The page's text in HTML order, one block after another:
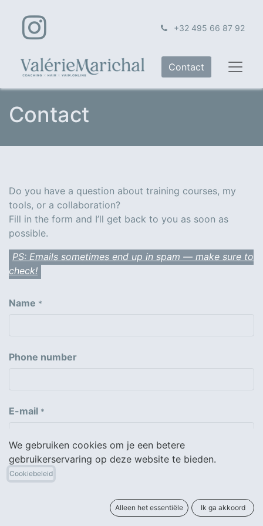
+32 495 66 87 92
Contact
Contact
Do you have a question about training courses, my
tools, or a collaboration?
​Fill in the form and I’ll get back to you as soon as
possible.
PS: Emails sometimes end up in spam — make sure to
check!
Name *
Phone number
E-mail *
Company
We gebruiken cookies om je een betere
gebruikerservaring op deze website te bieden.
Cookiebeleid
Alleen het essentiële Ik ga akkoord